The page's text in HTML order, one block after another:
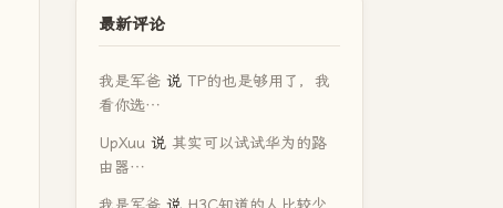
最新评论
我是军爸 说 TP的也是够用了，我
看你选…
UpXuu 说 其实可以试试华为的路
由器…